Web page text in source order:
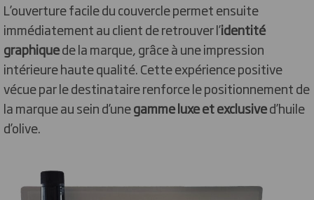
L’ouverture facile du couvercle permet ensuite
immédiatement au client de retrouver l’identité
graphiquede la marque, grâce à une impression
intérieure haute qualité. Cette expérience positive
vécue par le destinataire renforce le positionnement de
la marque au sein d’unegamme luxe et exclusived’huile
d’olive.